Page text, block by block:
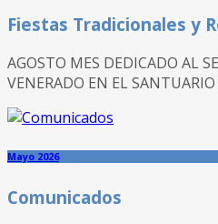
Fiestas Tradicionales y
AGOSTO MES DEDICADO AL
VENERADO EN EL
Mayo 2026
Comunicados